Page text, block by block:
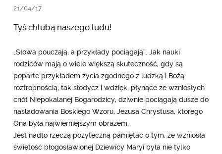
21/04/17
Tyś chlubą naszego ludu!
„Słowa pouczają, a przykłady pociągają”. Jak nauki
rodziców mają o wiele większą skuteczność, gdy są
poparte przykładem życia zgodnego z ludzką i Bożą
roztropnością, tak słodycz i wdzięk, płynące ze wzniosłych
cnót Niepokalanej Bogarodzicy, dziwnie pociągają dusze do
naśladowania Boskiego Wzoru, Jezusa Chrystusa, którego
Ona była najwierniejszym obrazem.
Jest nadto rzeczą pożyteczną pamiętać o tym, że wzniosła
świętość błogosławionej Dziewicy Maryi była nie tylko